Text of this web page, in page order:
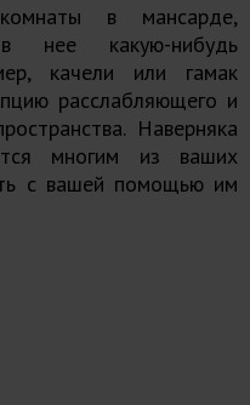
в мансарде,
нее какую-нибудь
качели или гамак
расслабляющего и
Наверняка
многим из ваших
с вашей помощью им